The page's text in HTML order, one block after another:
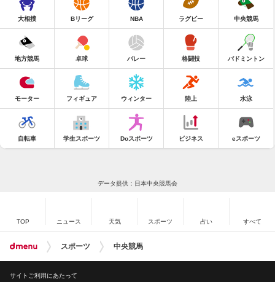
大相撲 Bリーグ NBA ラグビー 中央競馬
地方競馬 卓球 バレー 格闘技 バドミントン
モーター フィギュア ウィンター 陸上 水泳
自転車 学生スポーツ Doスポーツ ビジネス eスポーツ
データ提供：日本中央競馬会
TOP ニュース 天気 スポーツ 占い すべて
スポーツ 中央競馬
サイトご利用にあたって